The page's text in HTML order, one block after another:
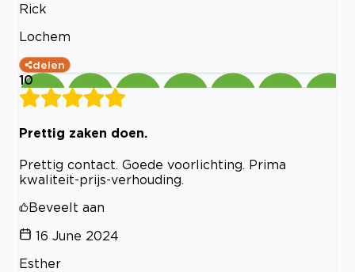
Rick
Lochem
delen
10
Prettig zaken doen.
Prettig contact. Goede voorlichting. Prima
kwaliteit-prijs-verhouding.
Beveelt aan
16 June 2024
Esther